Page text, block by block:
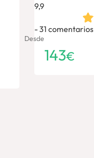
9,9
31 comentarios
Desde
143€